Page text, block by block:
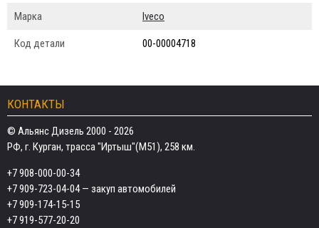
Марка Iveco
Код детали 00-00004718
КОНТАКТЫ
© Альянс Дизель 2000 - 2026
РФ, г. Курган, трасса "Иртыш"(М51), 258 км.
+7 908-000-00-34
+7 909-723-04-04— закуп автомобилей
+7 909-174-15-15
+7 919-577-20-20